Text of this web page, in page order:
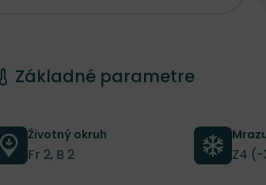
Popis a základné parametre
Základné parametre
Životný okruh
Fr 2, B 2 Z4 (-